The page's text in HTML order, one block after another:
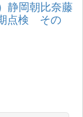
静岡朝比奈藤
点検 その